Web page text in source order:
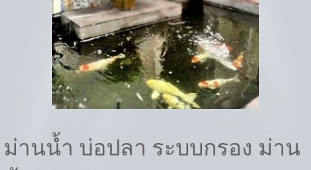
ม่านน้ำ บ่อปลา ระบบกรอง ม่าน